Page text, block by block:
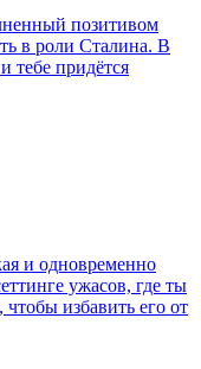
позитивом
в роли Сталина. В
тебе придётся
и одновременно
ужасов, где ты
избавить его от